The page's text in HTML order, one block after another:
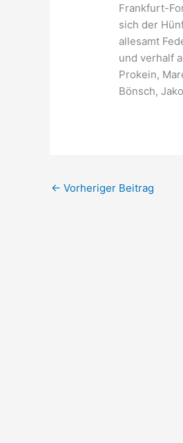
Frankfurt-
sich der
allesamt
und verhalf
Prokein,
Bönsch,
← Vorheriger Beitrag